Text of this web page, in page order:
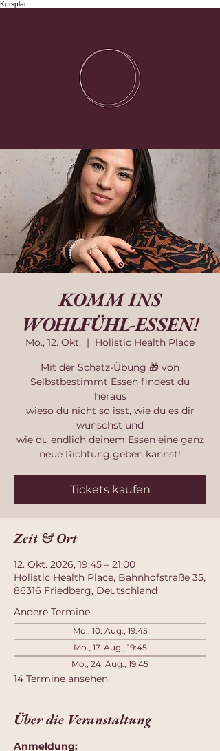
Kursplan
KOMM INS
WOHLFÜHL-ESSEN!
Mo., 12. Okt.
  |
Holistic Health Place
Mit der Schatz-Übung 🎁 von
Selbstbestimmt Essen findest du
heraus
wieso du nicht so isst, wie du es dir
wünschst und
wie du endlich deinem Essen eine ganz
neue Richtung geben kannst!
Tickets kaufen
Zeit & Ort
12. Okt. 2026, 19:45 – 21:00
Holistic Health Place, Bahnhofstraße 35,
86316 Friedberg, Deutschland
Andere Termine
Mo., 10. Aug., 19:45
Mo., 17. Aug., 19:45
Mo., 24. Aug., 19:45
14 Termine ansehen
Über die Veranstaltung
Anmeldung: